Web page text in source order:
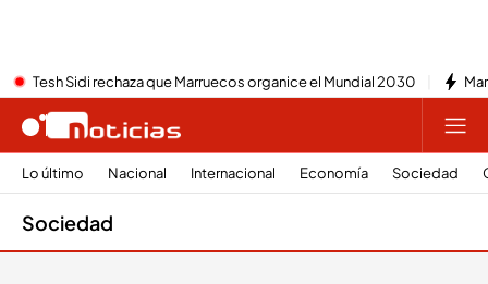
Tesh Sidi rechaza que Marruecos organice el Mundial 2030
Lo último Nacional Internacional Economía Sociedad
Sociedad